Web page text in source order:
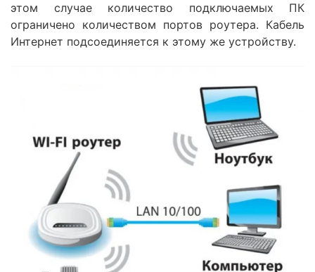
этом случае количество подключаемых ПК
ограничено количеством портов роутера. Кабель
Интернет подсоединяется к этому же устройству.